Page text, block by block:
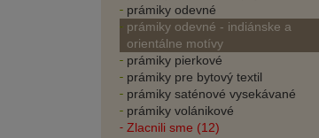
prámiky odevné
prámiky odevné - indiánske a
orientálne motívy
prámiky pierkové
prámiky pre bytový textil
prámiky saténové vysekávané
prámiky volánikové
Zlacnili sme (12)